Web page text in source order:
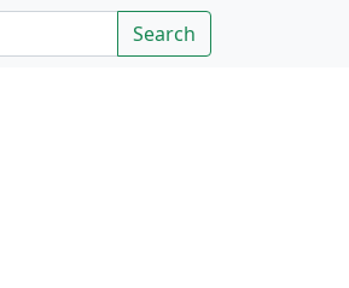
Rechercher
Search